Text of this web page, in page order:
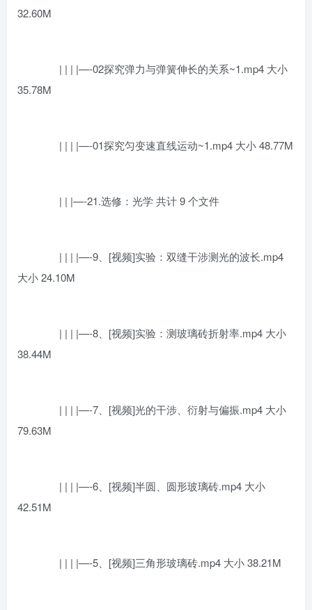
32.60M
| | | |—-02探究弹力与弹簧伸长的关系~1.mp4 大小
35.78M
| | | |—-01探究匀变速直线运动~1.mp4 大小 48.77M
| | |—-21.选修：光学 共计 9 个文件
| | | |—-9、[视频]实验：双缝干涉测光的波长.mp4
大小 24.10M
| | | |—-8、[视频]实验：测玻璃砖折射率.mp4 大小
38.44M
| | | |—-7、[视频]光的干涉、衍射与偏振.mp4 大小
79.63M
| | | |—-6、[视频]半圆、圆形玻璃砖.mp4 大小
42.51M
| | | |—-5、[视频]三角形玻璃砖.mp4 大小 38.21M